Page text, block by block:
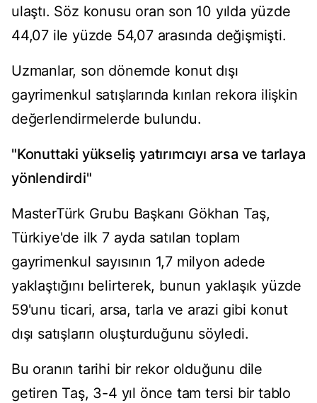
ulaştı. Söz konusu oran son 10 yılda yüzde
44,07 ile yüzde 54,07 arasında değişmişti.
Uzmanlar, son dönemde konut dışı
gayrimenkul satışlarında kırılan rekora ilişkin
değerlendirmelerde bulundu.
"Konuttaki yükseliş yatırımcıyı arsa ve tarlaya
yönlendirdi"
MasterTürk Grubu Başkanı Gökhan Taş,
Türkiye'de ilk 7 ayda satılan toplam
gayrimenkul sayısının 1,7 milyon adede
yaklaştığını belirterek, bunun yaklaşık yüzde
59'unu ticari, arsa, tarla ve arazi gibi konut
dışı satışların oluşturduğunu söyledi.
Bu oranın tarihi bir rekor olduğunu dile
getiren Taş, 3-4 yıl önce tam tersi bir tablo